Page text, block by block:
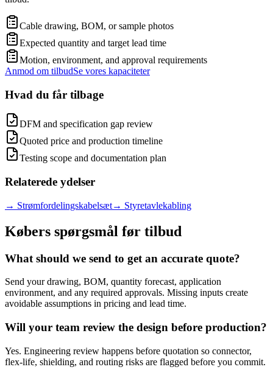
Cable drawing, BOM, or sample photos
Expected quantity and target lead time
Motion, environment, and approval requirements
Anmod om tilbudSe vores kapaciteter
Hvad du får tilbage
DFM and specification gap review
Quoted price and production timeline
Testing scope and documentation plan
Relaterede ydelser
→ Strømfordelingskabelsæt→ Styretavlekabling
Købers spørgsmål før tilbud
What should we send to get an accurate quote?
Send your drawing, BOM, quantity forecast, application
environment, and any required approvals. Missing inputs create
avoidable assumptions in pricing and lead time.
Will your team review the design before production?
Yes. Engineering review happens before quotation so connector,
flex-life, shielding, and routing risks are flagged before you commit.